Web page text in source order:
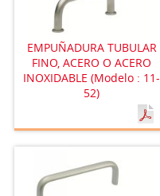
EMPUÑADURA TUBULAR
FINO, ACERO O ACERO
INOXIDABLE (Modelo : 11-
52)